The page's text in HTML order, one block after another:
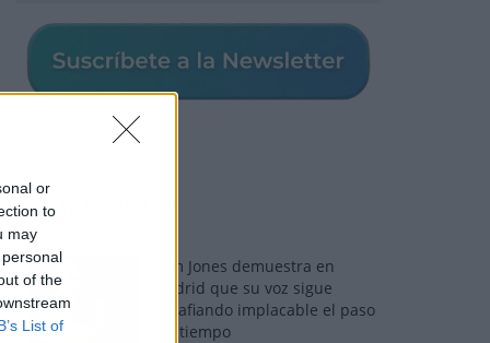
or
to
may
of the
List of
Los más vistos
Tom Jones demuestra en
Madrid que su voz sigue
desafiando implacable el paso
del tiempo